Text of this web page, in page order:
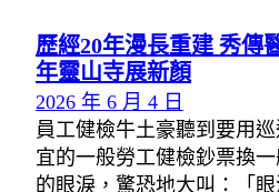
歷經20年漫長重建 秀傳
年靈山寺展新顏
2026 年 6 月 4 日
員工健檢牛土豪聽到要用
宜的一般勞工健檢鈔票換
的眼淚，驚恐地大叫：「